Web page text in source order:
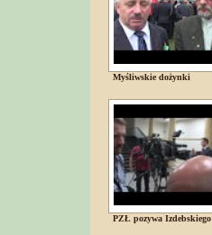
Myśliwskie dożynki
PZŁ pozywa Izdebskiego